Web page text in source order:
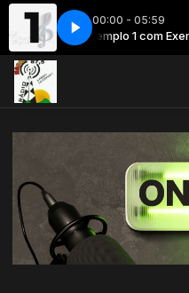
00:00 - 05:59
Exemplo 1 com